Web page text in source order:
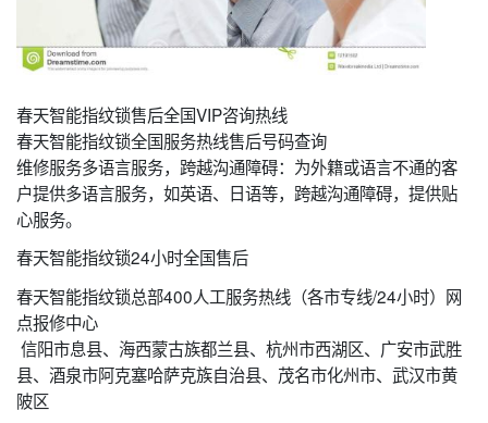
春天智能指纹锁售后全国VIP咨询热线
春天智能指纹锁全国服务热线售后号码查询
维修服务多语言服务，跨越沟通障碍：为外籍或语言不通的客
户提供多语言服务，如英语、日语等，跨越沟通障碍，提供贴
心服务。
春天智能指纹锁24小时全国售后
春天智能指纹锁总部400人工服务热线（各市专线/24小时）网
点报修中心
信阳市息县、海西蒙古族都兰县、杭州市西湖区、广安市武胜
县、酒泉市阿克塞哈萨克族自治县、茂名市化州市、武汉市黄
陂区